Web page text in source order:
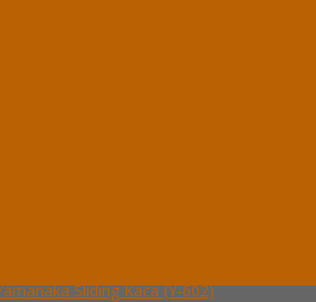
Sliding Kaca (Y-602)